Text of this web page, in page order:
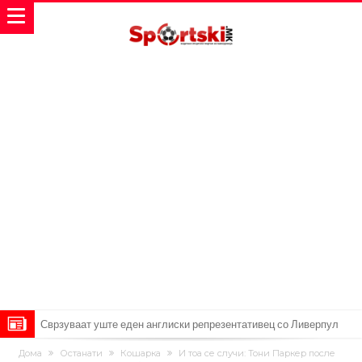
Сврзуваат уште еден англиски репрезентативец со Ливерпул
Замена за Влаховиќ: Напаѓачот на Манчестер доаѓа во Јувентус!
Дома Останати Кошарка
И тоа се случи: Тони Паркер после